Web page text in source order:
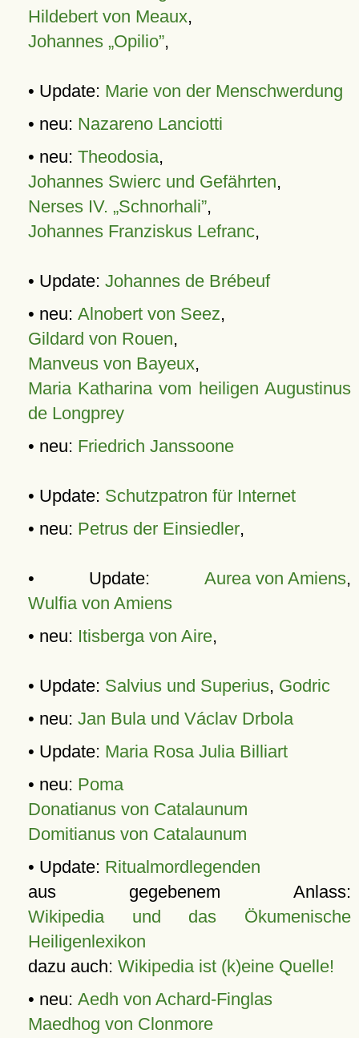
Hildebert von Meaux,
Johannes „Opilio”,
• Update: Marie von der Menschwerdung
• neu: Nazareno Lanciotti
• neu: Theodosia,
Johannes Swierc und Gefährten,
Nerses IV. „Schnorhali”,
Johannes Franziskus Lefranc,
• Update: Johannes de Brébeuf
• neu: Alnobert von Seez,
Gildard von Rouen,
Manveus von Bayeux,
Maria Katharina vom heiligen Augustinus
de Longprey
• neu: Friedrich Janssoone
• Update: Schutzpatron für Internet
• neu: Petrus der Einsiedler,
• Update: Aurea von Amiens,
Wulfia von Amiens
• neu: Itisberga von Aire,
• Update: Salvius und Superius, Godric
• neu: Jan Bula und Václav Drbola
• Update: Maria Rosa Julia Billiart
• neu: Poma
Donatianus von Catalaunum
Domitianus von Catalaunum
• Update: Ritualmordlegenden
aus gegebenem Anlass:
Wikipedia und das Ökumenische
Heiligenlexikon
dazu auch: Wikipedia ist (k)eine Quelle!
• neu: Aedh von Achard-Finglas
Maedhog von Clonmore